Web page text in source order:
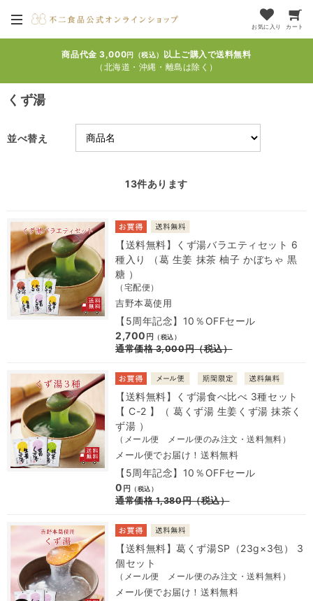
お気に入り カート
商品代金 3,000円（税込）
以上ご購入で送料無料
（北海道・沖縄・離島は除く）
くず湯
並べ替え
13件あります
【送料無料】くず湯バラエティセット 6
種入り （葛 生姜 抹茶 柚子 かぼちゃ 黒
糖 ）
（宅配便）
吉野本葛使用
【5周年記念】10％OFFセール
2,700 円 （税込）
通常価格3,000円（税込）
【送料無料】くず湯食べ比べ 3種セット
【 C-2 】（ 葛くず湯 生姜くず湯 抹茶く
ず湯 ）
（メール便 メール便のみ注文・送料無料）
メール便でお届け！送料無料
【5周年記念】10％OFFセール
0 円 （税込）
通常価格1,380円（税込）
【送料無料】葛くず湯SP（23g×3包） 3
個セット
（メール便 メール便のみ注文・送料無料）
メール便でお届け！送料無料